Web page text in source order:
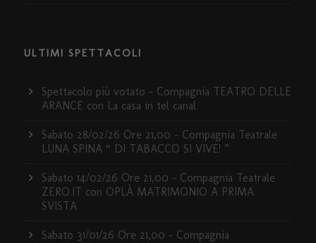
ULTIMI SPETTACOLI
Spettacolo più votato – Compagnia TEATRO DELLE
ARANCE con La casa in tel canal
Sabato 28/02/26 Ore 21,00 – Compagnia Teatrale
LUNA SPINA “ DI TABACCO SI VIVE! ”
Sabato 14/02/26 Ore 21,00 – Compagnia Teatrale
ZERO.IT con OPLÀ MATRIMONIO A PRIMA
SVISTA
Sabato 31/01/26 Ore 21,00 – Compagnia